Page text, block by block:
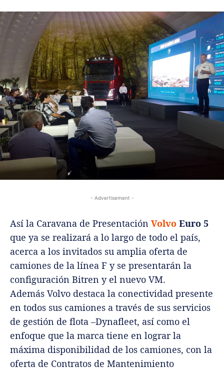
- Advertisement -
Así la Caravana de Presentación Volvo Euro 5
que ya se realizará a lo largo de todo el país,
acerca a los invitados su amplia oferta de
camiones de la línea F y se presentarán la
configuración Bitren y el nuevo VM.
Además Volvo destaca la conectividad presente
en todos sus camiones a través de sus servicios
de gestión de flota –Dynafleet, así como el
enfoque que la marca tiene en lograr la
máxima disponibilidad de los camiones, con la
oferta de Contratos de Mantenimiento